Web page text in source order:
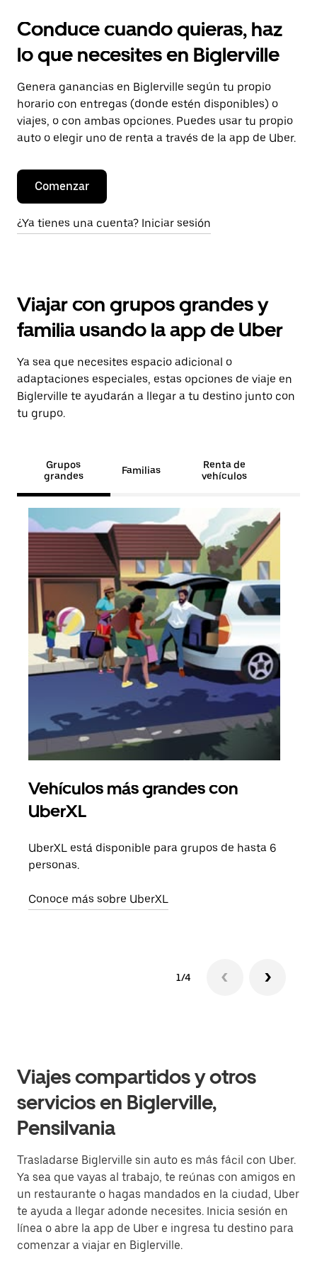
Conduce cuando quieras, haz
lo que necesites en Biglerville
Genera ganancias en Biglerville según tu propio
horario con entregas (donde estén disponibles) o
viajes, o con ambas opciones. Puedes usar tu propio
auto o elegir uno de renta a través de la app de Uber.
Comenzar
¿Ya tienes una cuenta? Iniciar sesión
Viajar con grupos grandes y
familia usando la app de Uber
Ya sea que necesites espacio adicional o
adaptaciones especiales, estas opciones de viaje en
Biglerville te ayudarán a llegar a tu destino junto con
tu grupo.
Grupos
grandes
Familias
Renta de
vehículos
Vehículos más grandes con
UberXL
UberXL está disponible para grupos de hasta 6
personas.
Conoce más sobre UberXL
1/4
Viajes compartidos y otros
servicios en Biglerville,
Pensilvania
Trasladarse Biglerville sin auto es más fácil con Uber.
Ya sea que vayas al trabajo, te reúnas con amigos en
un restaurante o hagas mandados en la ciudad, Uber
te ayuda a llegar adonde necesites. Inicia sesión en
línea o abre la app de Uber e ingresa tu destino para
comenzar a viajar en Biglerville.